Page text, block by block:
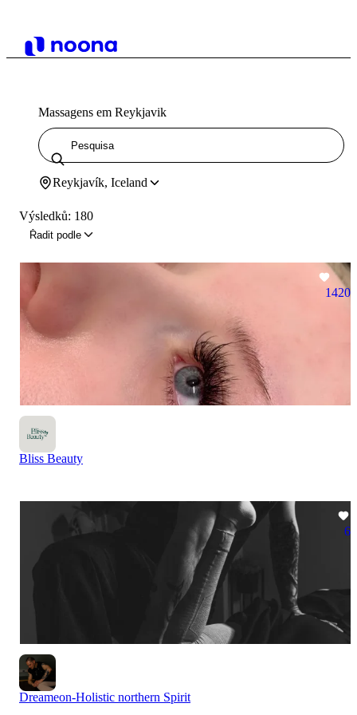
Massagens em Reykjavik
Reykjavík, Iceland
Výsledků: 180
Řadit podle
1420
Bliss Beauty
6
Dreameon-Holistic northern Spirit